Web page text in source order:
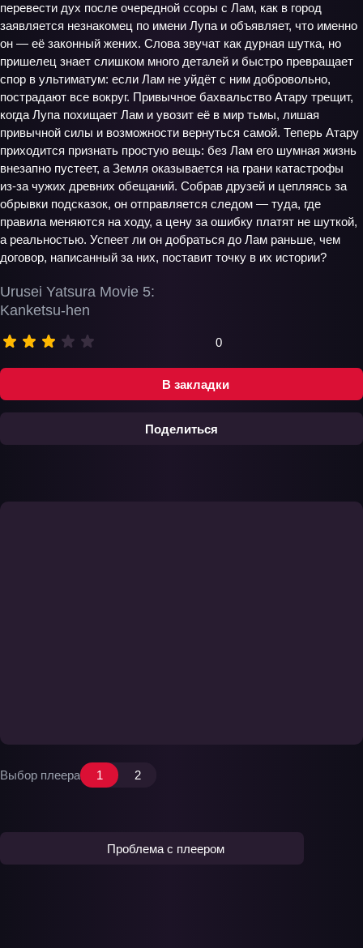
В закладки
Поделиться
Urusei Yatsura Movie 5:
Kanketsu-hen
0
перевести дух после очередной ссоры с Лам, как в город
заявляется незнакомец по имени Лупа и объявляет, что именно
он — её законный жених. Слова звучат как дурная шутка, но
пришелец знает слишком много деталей и быстро превращает
спор в ультиматум: если Лам не уйдёт с ним добровольно,
пострадают все вокруг. Привычное бахвальство Атару трещит,
когда Лупа похищает Лам и увозит её в мир тьмы, лишая
привычной силы и возможности вернуться самой. Теперь Атару
приходится признать простую вещь: без Лам его шумная жизнь
внезапно пустеет, а Земля оказывается на грани катастрофы
из‑за чужих древних обещаний. Собрав друзей и цепляясь за
обрывки подсказок, он отправляется следом — туда, где
правила меняются на ходу, а цену за ошибку платят не шуткой,
а реальностью. Успеет ли он добраться до Лам раньше, чем
договор, написанный за них, поставит точку в их истории?
Выбор плеера 1 2
Проблема с плеером